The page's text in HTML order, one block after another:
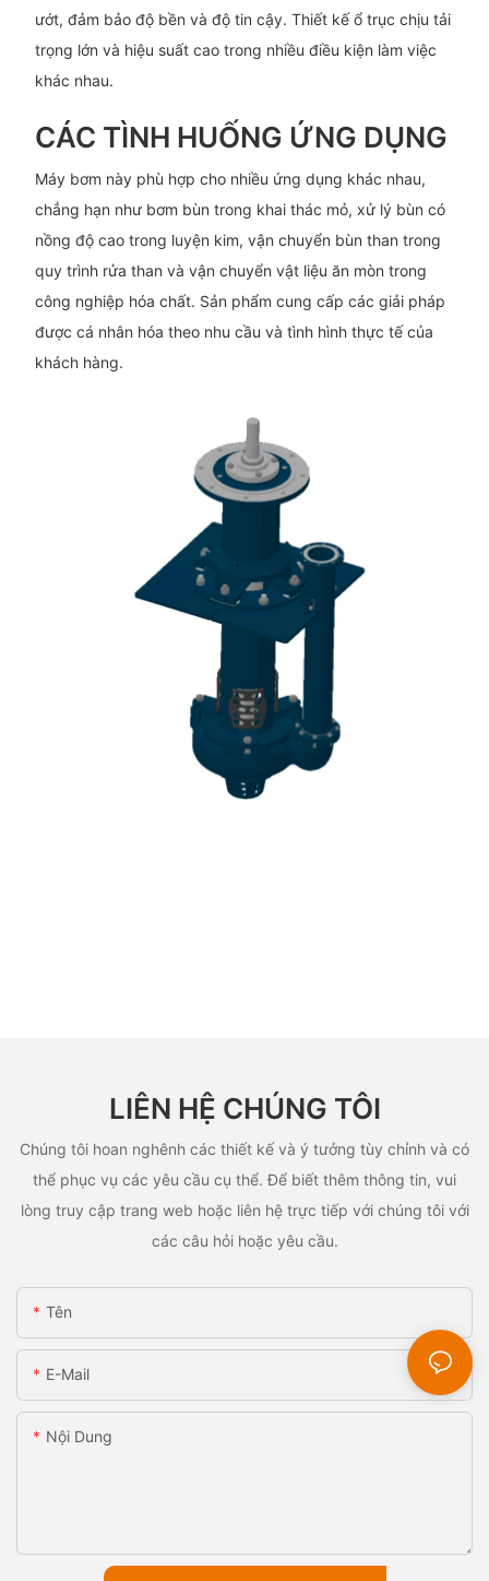
ướt, đảm bảo độ bền và độ tin cậy. Thiết kế ổ trục chịu tải
trọng lớn và hiệu suất cao trong nhiều điều kiện làm việc
khác nhau.
CÁC TÌNH HUỐNG ỨNG DỤNG
Máy bơm này phù hợp cho nhiều ứng dụng khác nhau,
chẳng hạn như bơm bùn trong khai thác mỏ, xử lý bùn có
nồng độ cao trong luyện kim, vận chuyển bùn than trong
quy trình rửa than và vận chuyển vật liệu ăn mòn trong
công nghiệp hóa chất. Sản phẩm cung cấp các giải pháp
được cá nhân hóa theo nhu cầu và tình hình thực tế của
khách hàng.
LIÊN HỆ CHÚNG TÔI
Chúng tôi hoan nghênh các thiết kế và ý tưởng tùy chỉnh và có
thể phục vụ các yêu cầu cụ thể. Để biết thêm thông tin, vui
lòng truy cập trang web hoặc liên hệ trực tiếp với chúng tôi với
các câu hỏi hoặc yêu cầu.
Tên
E-Mail
Nội Dung